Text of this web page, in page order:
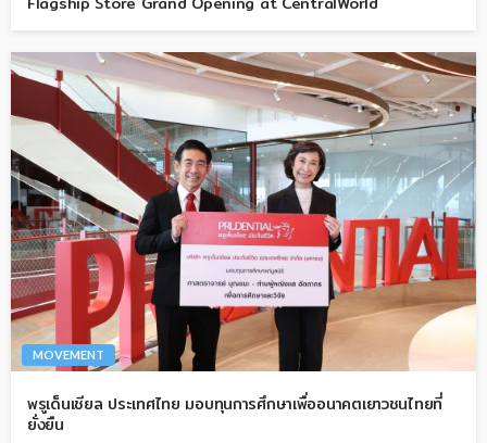
MOVEMENT
พรูเด็นเชียล ประเทศไทย มอบทุนการศึกษาเพื่ออนาคตเยาวชนไทยที่
ยั่งยืน